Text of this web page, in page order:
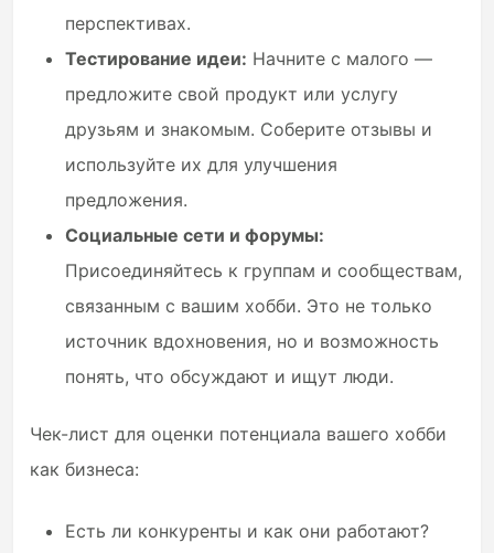
перспективах.
Тестирование идеи: Начните с малого —
предложите свой продукт или услугу
друзьям и знакомым. Соберите отзывы и
используйте их для улучшения
предложения.
Социальные сети и форумы:
Присоединяйтесь к группам и сообществам,
связанным с вашим хобби. Это не только
источник вдохновения, но и возможность
понять, что обсуждают и ищут люди.
Чек-лист для оценки потенциала вашего хобби
как бизнеса:
Есть ли конкуренты и как они работают?